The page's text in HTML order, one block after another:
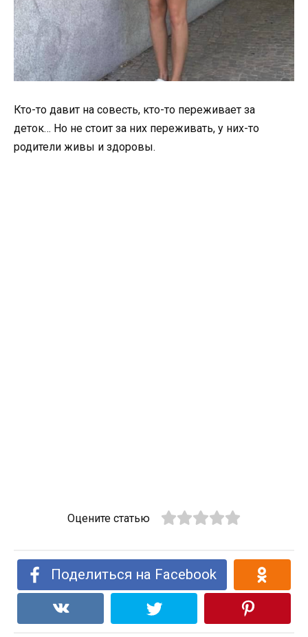
Кто-то давит на совесть, кто-то переживает за
деток… Но не стоит за них переживать, у них-то
родители живы и здоровы.
Оцените статью
Поделиться на Facebook